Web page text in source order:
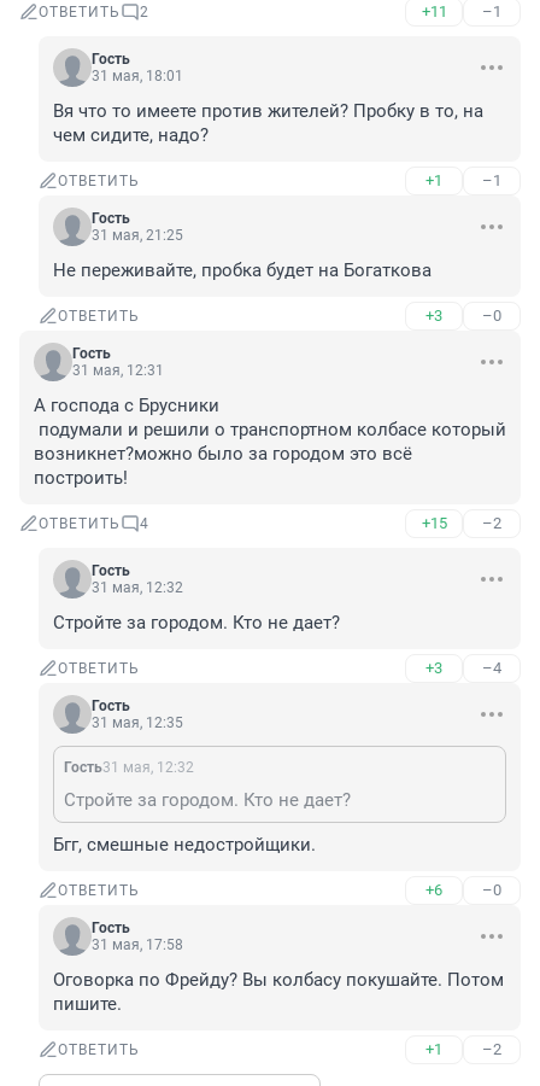
ОТВЕТИТЬ 2 +11 –1
Гость
31 мая, 18:01
Вя что то имеете против жителей? Пробку в то, на
чем сидите, надо?
ОТВЕТИТЬ +1 –1
Гость
31 мая, 21:25
Не переживайте, пробка будет на Богаткова
ОТВЕТИТЬ +3 –0
Гость
31 мая, 12:31
А господа с Брусники
подумали и решили о транспортном колбасе который
возникнет?можно было за городом это всё
построить!
ОТВЕТИТЬ 4 +15 –2
Гость
31 мая, 12:32
Стройте за городом. Кто не дает?
ОТВЕТИТЬ +3 –4
Гость
31 мая, 12:35
Гость31 мая, 12:32
Стройте за городом. Кто не дает?
Бгг, смешные недостройщики.
ОТВЕТИТЬ +6 –0
Гость
31 мая, 17:58
Оговорка по Фрейду? Вы колбасу покушайте. Потом
пишите.
ОТВЕТИТЬ +1 –2